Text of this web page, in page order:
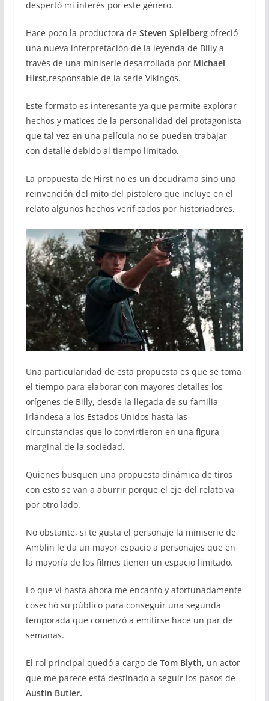
despertó mi interés por este género.
Hace poco la productora de Steven Spielbergofreció
una nueva interpretación de la leyenda de Billy a
través de una miniserie desarrollada por Michael
Hirst,responsable de la serie Vikingos.
Este formato es interesante ya que permite explorar
hechos y matices de la personalidad del protagonista
que tal vez en una película no se pueden trabajar
con detalle debido al tiempo limitado.
La propuesta de Hirst no es un docudrama sino una
reinvención del mito del pistolero que incluye en el
relato algunos hechos verificados por historiadores.
Una particularidad de esta propuesta es que se toma
el tiempo para elaborar con mayores detalles los
orígenes de Billy, desde la llegada de su familia
irlandesa a los Estados Unidos hasta las
circunstancias que lo convirtieron en una figura
marginal de la sociedad.
Quienes busquen una propuesta dinámica de tiros
con esto se van a aburrir porque el eje del relato va
por otro lado.
No obstante, si te gusta el personaje la miniserie de
Amblin le da un mayor espacio a personajes que en
la mayoría de los filmes tienen un espacio limitado.
Lo que vi hasta ahora me encantó y afortunadamente
cosechó su público para conseguir una segunda
temporada que comenzó a emitirse hace un par de
semanas.
El rol principal quedó a cargo de Tom Blyth, un actor
que me parece está destinado a seguir los pasos de
Austin Butler.